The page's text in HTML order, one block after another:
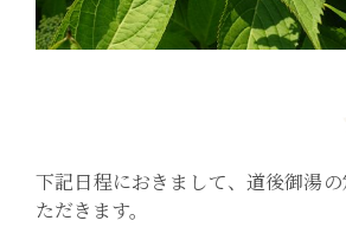
下記日程におきまして、道後御湯
ただきます。